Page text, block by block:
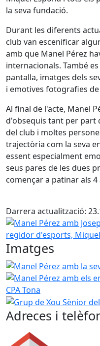
la seva fundació.
Durant les diferents
club van escenificar
amb que Manel Pérez
internacionals. També
pantalla, imatges dels
i emotives fotografies
Al final de l'acte, Manel
d'obsequis tant per part
del club i moltes
trajectòria com la seva
essent especialment
seus pares de les dues
començar a patinar als 4
Darrera actualització:
Manel Pérez amb Josep
Imatges
Manel Pérez amb la
Grup de Xou Sènior del
Adreces i